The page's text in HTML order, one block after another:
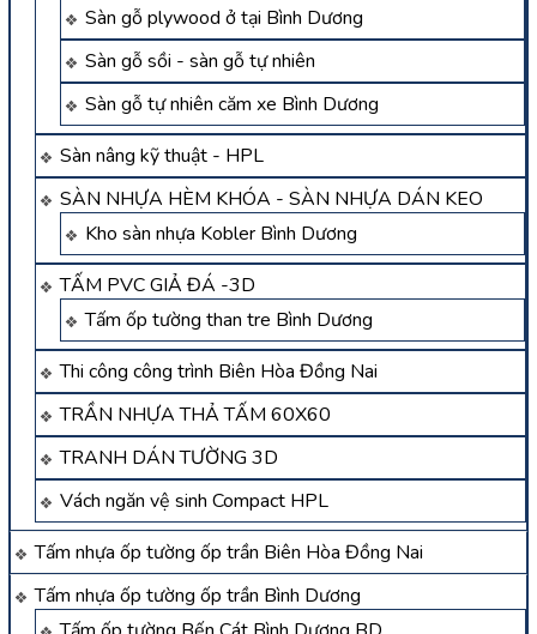
Sàn gỗ plywood ở tại Bình Dương
Sàn gỗ sồi - sàn gỗ tự nhiên
Sàn gỗ tự nhiên căm xe Bình Dương
Sàn nâng kỹ thuật - HPL
SÀN NHỰA HÈM KHÓA - SÀN NHỰA DÁN KEO
Kho sàn nhựa Kobler Bình Dương
TẤM PVC GIẢ ĐÁ -3D
Tấm ốp tường than tre Bình Dương
Thi công công trình Biên Hòa Đồng Nai
TRẦN NHỰA THẢ TẤM 60X60
TRANH DÁN TƯỜNG 3D
Vách ngăn vệ sinh Compact HPL
Tấm nhựa ốp tường ốp trần Biên Hòa Đồng Nai
Tấm nhựa ốp tường ốp trần Bình Dương